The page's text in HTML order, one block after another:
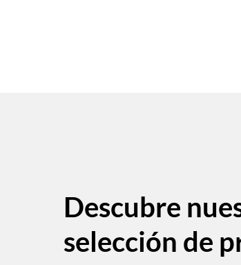
Descubre
selección de